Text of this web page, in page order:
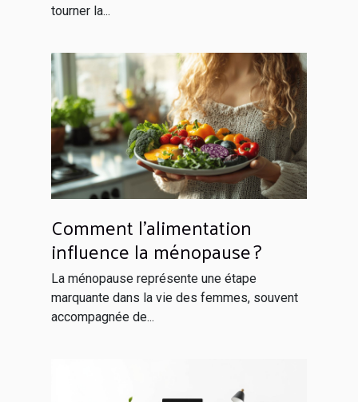
tourner la...
Comment l'alimentation
influence la ménopause ?
La ménopause représente une étape
marquante dans la vie des femmes, souvent
accompagnée de...